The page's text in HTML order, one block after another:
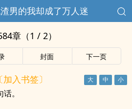
男的我却成了万人迷
章（1 / 2）
封面 下一页
〔加入书签〕
。